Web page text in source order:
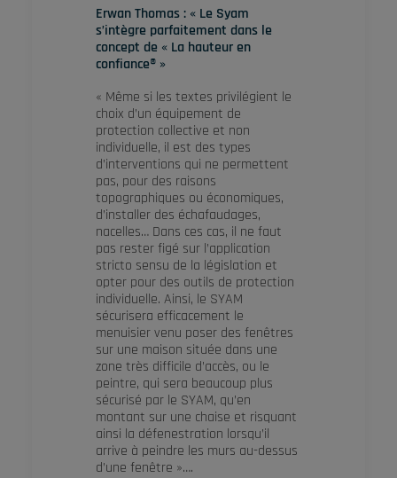
Erwan Thomas : « Le Syam
s’intègre parfaitement dans le
concept de « La hauteur en
confiance® »
« Même si les textes privilégient le
choix d’un équipement de
protection collective et non
individuelle, il est des types
d’interventions qui ne permettent
pas, pour des raisons
topographiques ou économiques,
d’installer des échafaudages,
nacelles… Dans ces cas, il ne faut
pas rester figé sur l’application
stricto sensu de la législation et
opter pour des outils de protection
individuelle. Ainsi, le SYAM
sécurisera efficacement le
menuisier venu poser des fenêtres
sur une maison située dans une
zone très difficile d’accès, ou le
peintre, qui sera beaucoup plus
sécurisé par le SYAM, qu’en
montant sur une chaise et risquant
ainsi la défenestration lorsqu’il
arrive à peindre les murs au-dessus
d’une fenêtre »….